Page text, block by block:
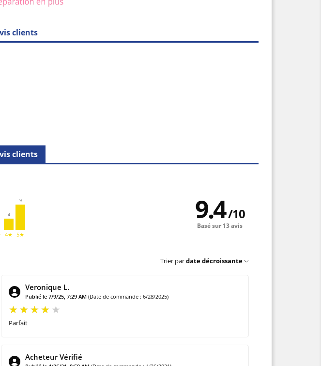
clients
clients
4
4★
9
5★
9.4/10
Basé sur 13 avis
Trier pardate décroissante
Veronique L.
Publié le 7/9/25, 7:29 AM (Date de commande : 6/28/2025)
Parfait
Acheteur Vérifié